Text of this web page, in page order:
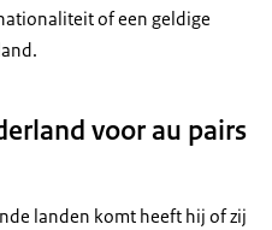
of een geldige
voorau pairs
landen komt heeft hij of zij